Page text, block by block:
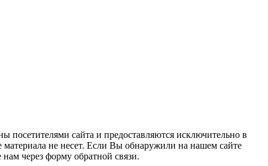
сайта и предоставляются исключительно в
материала не несет. Если Вы обнаружили на нашем сайте
через форму обратной связи.